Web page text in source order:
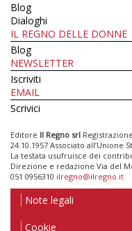
Blog
Dialoghi
IL REGNO DELLE DONNE
Blog
NEWSLETTER
Iscriviti
EMAIL
Scrivici
Editore Il Regno srl
24.10.1957 Associato all’Unione
La testata usufruisce dei
Direzione e redazione Via del
051 0956310 ilregno@ilregno.it
Note legali
Cookie